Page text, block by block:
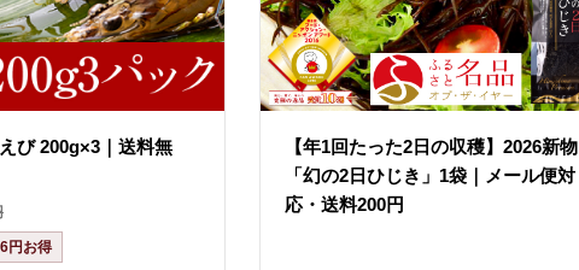
び 200g×3｜送料無
円お得
【年1回たった2日の収穫】2026新物
「幻の2日ひじき」1袋｜メール便対
応・送料200円